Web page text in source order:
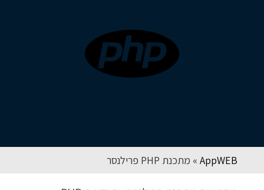
AppWEB
» מתכנת PHP פרילנסר